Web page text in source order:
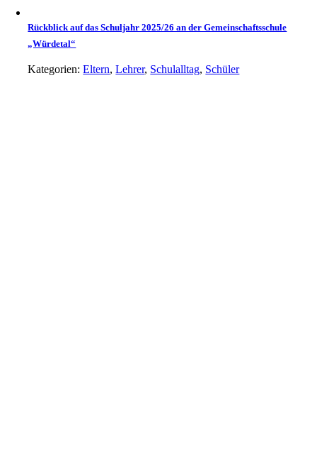
Rückblick auf das Schuljahr 2025/26 an der Gemeinschaftsschule
„Würdetal“
Kategorien:Eltern,Lehrer, Schulalltag, Schüler